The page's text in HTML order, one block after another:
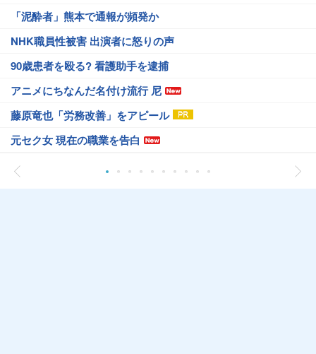
「泥酔者」熊本で通報が頻発か
NHK職員性被害 出演者に怒りの声
90歳患者を殴る? 看護助手を逮捕
アニメにちなんだ名付け流行 尼
藤原竜也「労務改善」をアピール
元セク女 現在の職業を告白